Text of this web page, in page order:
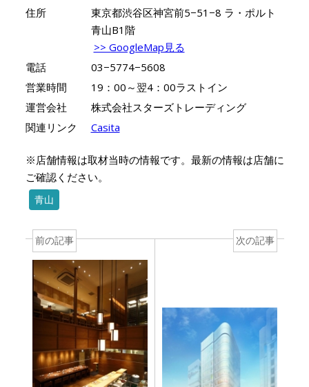
住所
東京都渋谷区神宮前5−51−8 ラ・ポルト
青山B1階
>> GoogleMap見る
電話
03−5774−5608
営業時間
19：00～翌4：00ラストイン
運営会社
株式会社スターズトレーディング
関連リンク
Casita
※店舗情報は取材当時の情報です。最新の情報は店舗に
ご確認ください。
青山
前の記事 次の記事